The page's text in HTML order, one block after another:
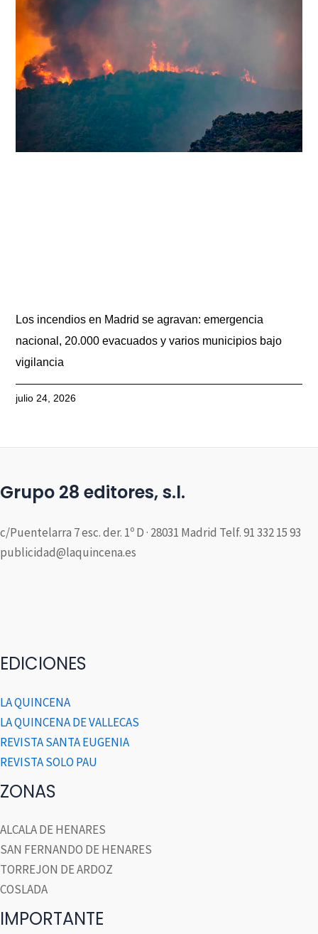
Los incendios en Madrid se agravan: emergencia
nacional, 20.000 evacuados y varios municipios bajo
vigilancia
julio 24, 2026
Grupo 28 editores, s.l.
c/Puentelarra 7 esc. der. 1º D · 28031 Madrid Telf. 91 332 15 93
publicidad@laquincena.es
EDICIONES
LA QUINCENA
LA QUINCENA DE VALLECAS
REVISTA SANTA EUGENIA
REVISTA SOLO PAU
ZONAS
ALCALA DE HENARES
SAN FERNANDO DE HENARES
TORREJON DE ARDOZ
COSLADA
IMPORTANTE